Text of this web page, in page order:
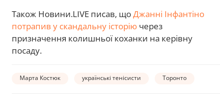
Також Новини.LIVE писав, щоДжанні Інфантіно
потрапив у скандальну історію через
призначення колишньої коханки на керівну
посаду.
Марта Костюк українські тенісисти Торонто